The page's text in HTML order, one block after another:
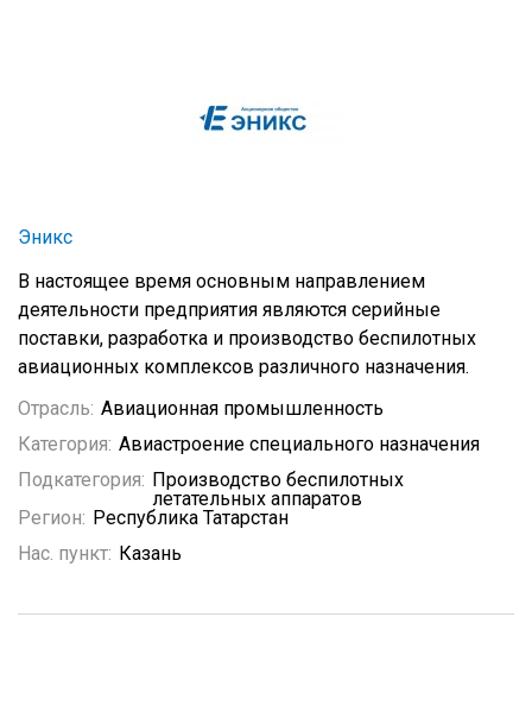
Эникс
В настоящее время основным направлением
деятельности предприятия являются серийные
поставки, разработка и производство беспилотных
авиационных комплексов различного назначения.
Отрасль: Авиационная промышленность
Категория: Авиастроение специального назначения
Подкатегория: Производство беспилотных
летательных аппаратов
Регион: Республика Татарстан
Нас. пункт: Казань